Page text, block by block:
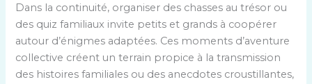
Dans la continuité, organiser des chasses au trésor ou
des quiz familiaux invite petits et grands à coopérer
autour d’énigmes adaptées. Ces moments d’aventure
collective créent un terrain propice à la transmission
des histoires familiales ou des anecdotes croustillantes,